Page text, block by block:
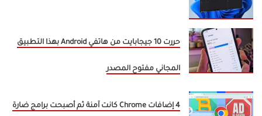
حررت 10 جيجابايت من هاتفي Android بهذا التطبيق
المجاني مفتوح المصدر
4 إضافات Chrome كانت آمنة ثم أصبحت برامج ضارة